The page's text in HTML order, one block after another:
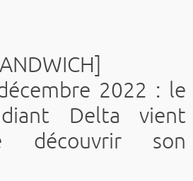
2022 : le
Delta vient
découvrir son